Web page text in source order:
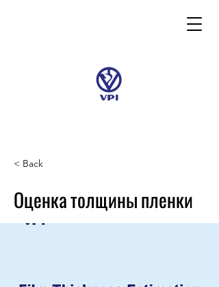
< Back
Оценка толщины пленки